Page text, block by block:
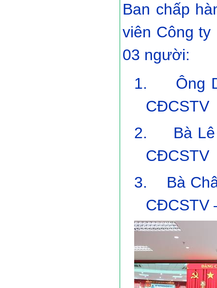
Ban chấp
viên Công ty
03 người:
1.
Ông
CĐCSTV
2.
Bà
CĐCSTV
3. Bà
CĐCSTV